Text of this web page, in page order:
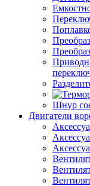
Шнур
Двигатели